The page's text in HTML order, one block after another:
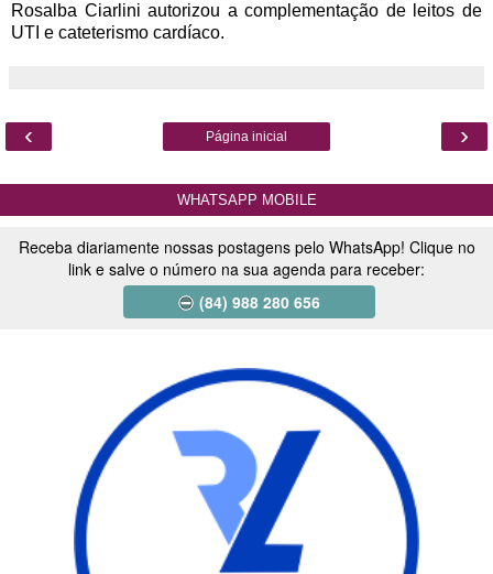
Rosalba Ciarlini autorizou a complementação de leitos de
UTI e cateterismo cardíaco.
‹ ›
Página inicial
WHATSAPP MOBILE
Receba diariamente nossas postagens pelo WhatsApp! Clique no
link e salve o número na sua agenda para receber:
(84) 988 280 656